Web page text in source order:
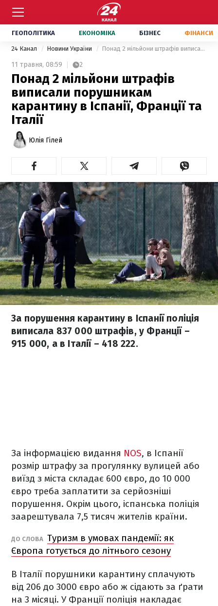
ГЕОПОЛІТИКА ЕКОНОМІКА БІЗНЕС ФІНАНСИ
24 Канал Новини України Понад 2 мільйони штрафів виписали порушникам карантину в Іспанії, Франції та Італії
11 травня, 08:59 2
Понад 2 мільйони штрафів
виписали порушникам
карантину в Іспанії, Франції та
Італії
Юлія Гілей
За порушення карантину в Іспанії поліція
виписала 837 000 штрафів, у Франції –
915 000, а в Італії – 418 222.
За інформацією видання NOS, в Іспанії
розмір штрафу за прогулянку вулицей або
виїзд з міста складає 600 євро, до 10 000
євро треба заплатити за серйозніші
порушення. Окрім цього, іспанська поліція
заарештувала 7,5 тисяч жителів країни.
ДО СЛОВА Туризм в умовах пандемії: як
Європа готується до літнього сезону
В Італії порушники карантину сплачують
від 206 до 3000 євро або ж сідають за ґрати
на 3 місяці. У Франції поліція накладає